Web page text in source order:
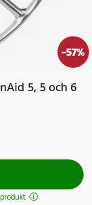
-57%
5, 5 och 6